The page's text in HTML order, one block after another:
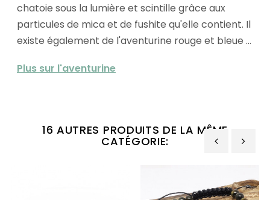
chatoie sous la lumière et scintille grâce aux
particules de mica et de fushite qu'elle contient. Il
existe également de l'aventurine rouge et bleue ...
Plus sur l'aventurine
16 AUTRES PRODUITS DE LA MÊME
CATÉGORIE: